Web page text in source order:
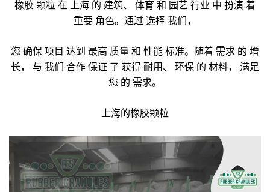
橡胶 颗粒 在 上海 的 建筑、 体育 和 园艺 行业 中 扮演 着
重要 角色。通过 选择 我们，
您 确保 项目 达到 最高 质量 和 性能 标准。随着 需求 的 增
长， 与 我们 合作 保证 了 获得 耐用、 环保 的 材料， 满足
您 的 需求。
上海的橡胶颗粒